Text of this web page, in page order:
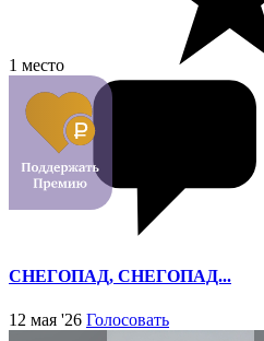
1 место
СНЕГОПАД, СНЕГОПАД...
12 мая '26 Голосовать